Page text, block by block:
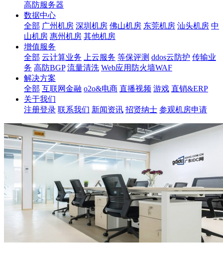
高防服务器
数据中心
全部 广州机房 深圳机房 佛山机房 东莞机房 汕头机房 中
山机房 惠州机房 其他机房
增值服务
全部 云计算业务 上云服务 等保评测 ddos云防护 传输业
务 高防BGP 流量清洗 Web应用防火墙WAF
解决方案
全部 互联网金融 o2o&电商 直播视频 游戏 直销&ERP
关于我们
注册登录 联系我们 新闻资讯 招贤纳士 参观机房申请